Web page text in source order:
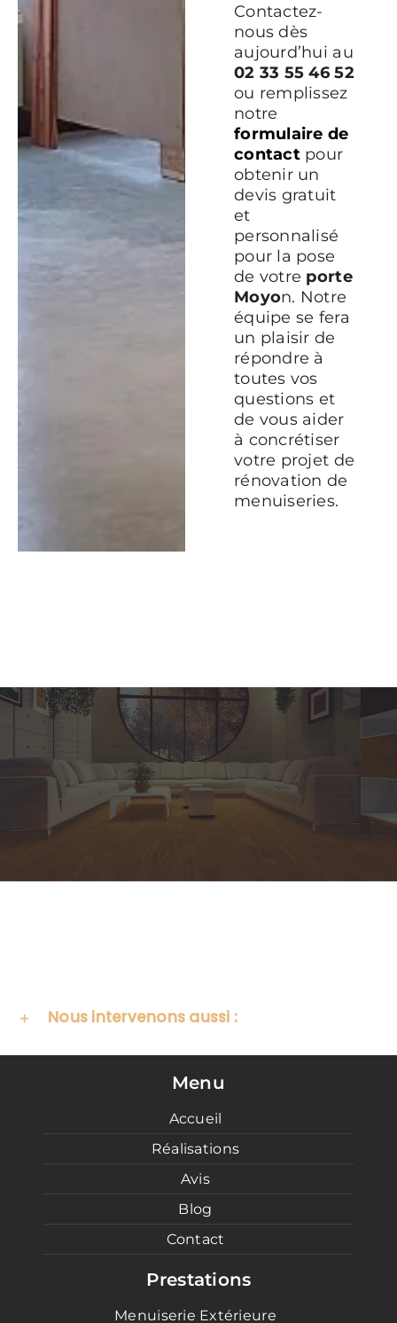
Contactez-
nous dès
aujourd’hui au
02 33 55 46 52
ou remplissez
notre
formulaire de
contactpour
obtenir un
devis gratuit
et
personnalisé
pour la pose
de votre porte
Moyon. Notre
équipe se fera
un plaisir de
répondre à
toutes vos
questions et
de vous aider
à concrétiser
votre projet de
rénovation de
menuiseries.
Nous intervenons aussi :
Menu
Accueil
Réalisations
Avis
Blog
Contact
Prestations
Menuiserie Extérieure